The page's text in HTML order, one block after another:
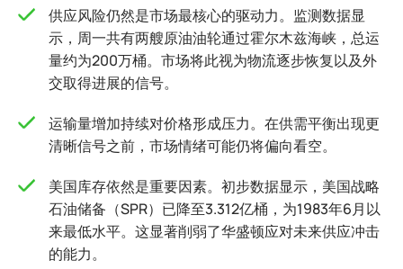
供应风险仍然是市场最核心的驱动力。监测数据显
示，周一共有两艘原油油轮通过霍尔木兹海峡，总运
量约为200万桶。市场将此视为物流逐步恢复以及外
交取得进展的信号。
运输量增加持续对价格形成压力。在供需平衡出现更
清晰信号之前，市场情绪可能仍将偏向看空。
美国库存依然是重要因素。初步数据显示，美国战略
石油储备（SPR）已降至3.312亿桶，为1983年6月以
来最低水平。这显著削弱了华盛顿应对未来供应冲击
的能力。